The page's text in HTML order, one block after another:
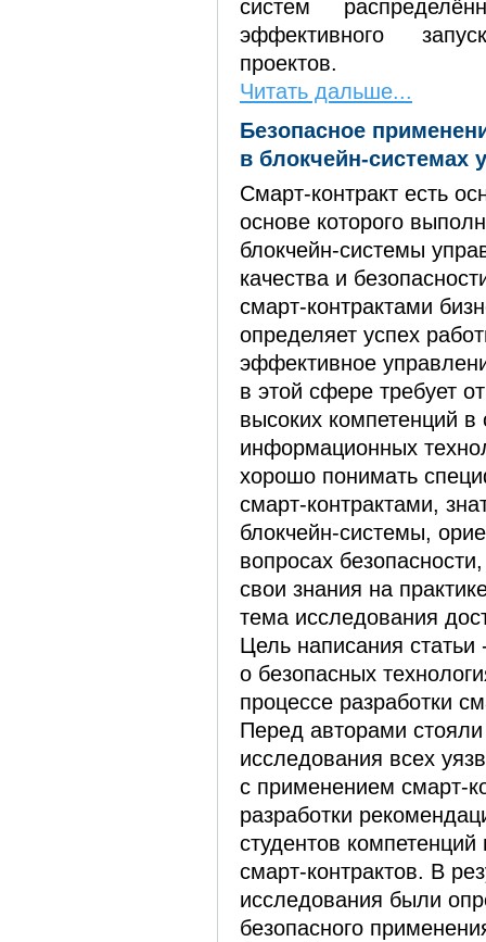
систем
эффективного
проектов.
Читать дальше...
Безопасное
в блокчейн-системах
Смарт-контракт есть
основе которого
блокчейн-системы
качества и
смарт-контрактами
определяет успех
эффективное
в этой сфере требует
высоких компетенций
информационных
хорошо понимать
смарт-контрактами,
блокчейн-системы,
вопросах
свои знания на
тема исследования
Цель написания статьи
о безопасных
процессе разработки
Перед авторами
исследования всех
с применением смарт-
разработки
студентов компетенций
смарт-контрактов. В
исследования были
безопасного